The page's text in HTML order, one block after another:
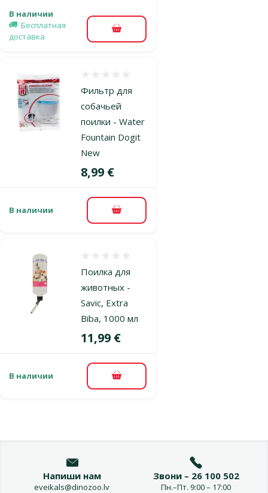
В наличии
Бесплатная
доставка
В корзину
Фильтр для
собачьей
поилки - Water
Fountain Dogit
New
Цена
8,99 €
В наличии В корзину
Поилка для
животных -
Savic, Extra
Biba, 1000 мл
Цена
11,99 €
В наличии В корзину
Напиши нам
eveikals@dinozoo.lv
Звони – 26 100 502
Пн.–Пт. 9:00 – 17:00